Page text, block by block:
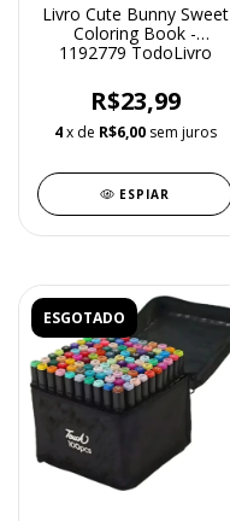
Livro Cute Bunny Sweet
Coloring Book -
1192779 TodoLivro
R$23,99
4 x de R$6,00 sem juros
ESPIAR
ESGOTADO